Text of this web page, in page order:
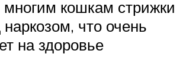
многим кошкам стрижки
что очень
на здоровье